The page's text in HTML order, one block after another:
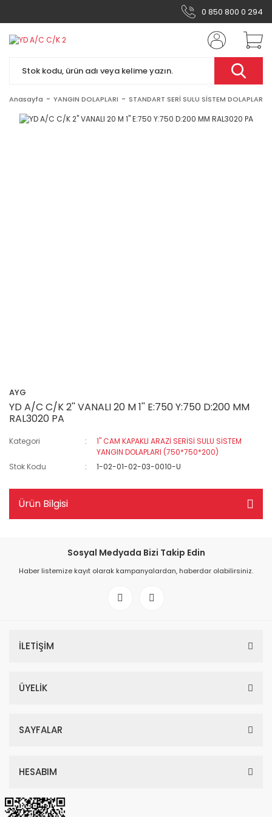
0 850 800 0 294
Anasayfa YANGIN DOLAPLARI STANDART SERİ SULU SİSTEM DOLAPLAR
AYG
YD A/C C/K 2'' VANALI 20 M 1'' E:750 Y:750 D:200 MM
RAL3020 PA
Kategori
1" CAM KAPAKLI ARAZİ SERİSİ SULU SİSTEM
YANGIN DOLAPLARI (750*750*200)
Stok Kodu
1-02-01-02-03-0010-U
Ürün Bilgisi
Sosyal Medyada Bizi Takip Edin
Haber listemize kayıt olarak kampanyalardan, haberdar olabilirsiniz.
İLETİŞİM
ÜYELİK
SAYFALAR
HESABIM